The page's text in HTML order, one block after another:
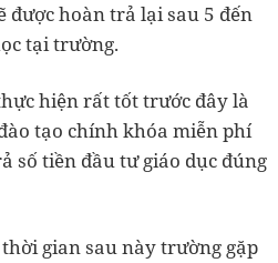
được hoàn trả lại sau 5 đến
tại trường.
hiện rất tốt trước đây là
tạo chính khóa miễn phí
số tiền đầu tư giáo dục đúng
gian sau này trường gặp